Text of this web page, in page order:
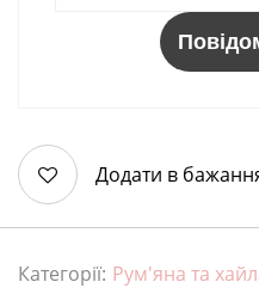
Додати в
Категорії: Рум'яна та